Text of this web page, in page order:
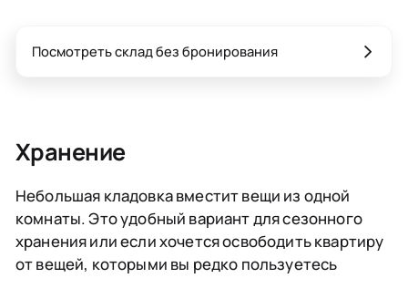
Хранение
Небольшая кладовка вместит вещи из одной
комнаты. Это удобный вариант для сезонного
хранения или если хочется освободить квартиру
от вещей, которыми вы редко пользуетесь
Посмотреть склад без бронирования